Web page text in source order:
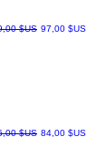
original
$US Prix
97,00 $US
original
$US Prix
84,00 $US